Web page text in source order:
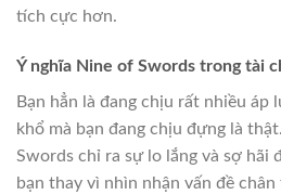
tích cực hơn.
Ý nghĩa Nine of Swords trong tài
Bạn hẳn là đang chịu rất nhiều áp
khổ mà bạn đang chịu đựng là
Swords chỉ ra sự lo lắng và sợ hãi
bạn thay vì nhìn nhận vấn đề